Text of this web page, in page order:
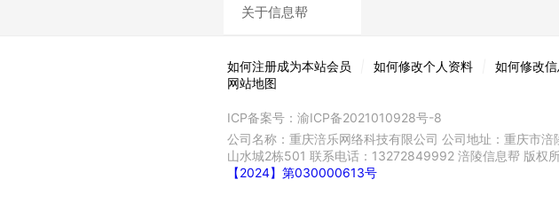
关于信息帮
如何注册成为本站会员 如何修改个人资料 如何修改
网站地图
ICP备案号：渝ICP备2021010928号-8
公司名称：重庆涪乐网络科技有限公司 公司地址：重庆市涪
山水城2栋501 联系电话：13272849992 涪陵信息帮 版权
【2024】第030000613号